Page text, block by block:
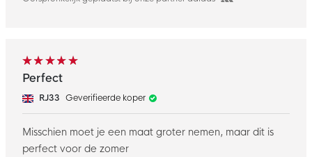
Perfect
RJ33 Geverifieerde koper
Misschien moet je een maat groter nemen, maar dit is
perfect voor de zomer